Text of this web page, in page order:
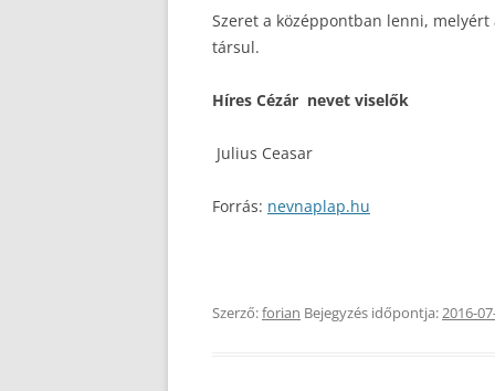
Szeret a középpontban lenni,
társul.
Híres Cézár nevet viselők
Julius Ceasar
Forrás: nevnaplap.hu
Szerző:forian Bejegyzés időpontja:2016-